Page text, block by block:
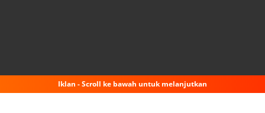
Iklan - Scroll ke bawah untuk melanjutkan